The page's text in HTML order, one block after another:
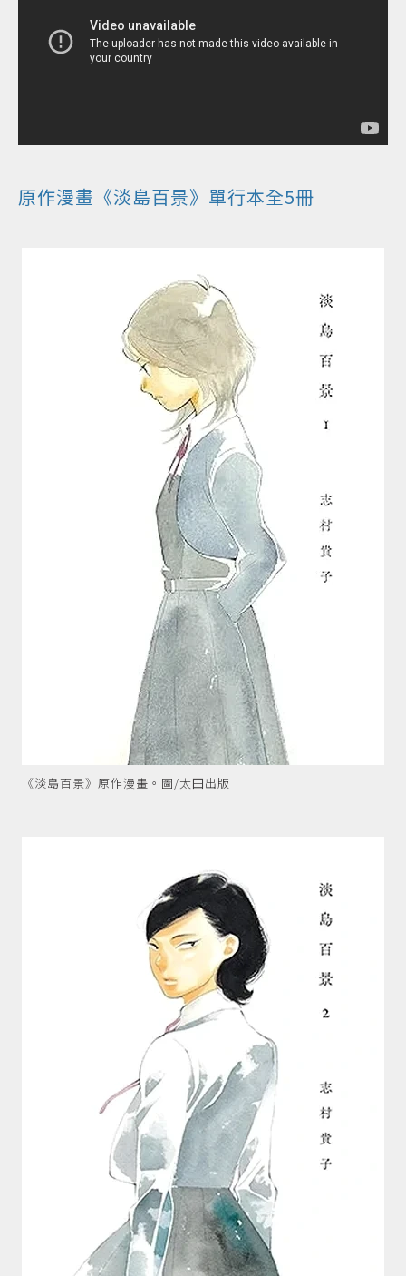
原作漫畫《淡島百景》單行本全5冊
《淡島百景》原作漫畫。圖/太田出版